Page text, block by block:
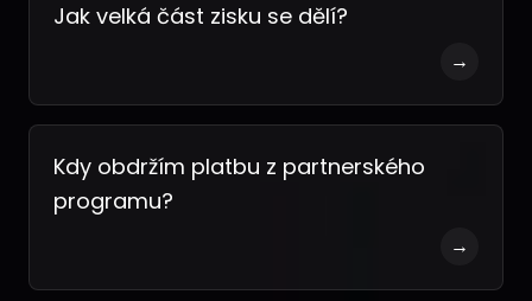
Jak velká část zisku se dělí?
→
Kdy obdržím platbu z partnerského
programu?
→